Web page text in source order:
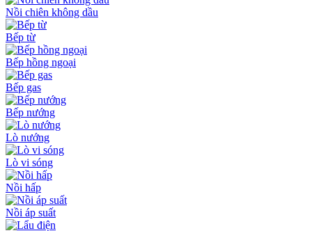
Nồi chiên không dầu
Bếp từ
Bếp hồng ngoại
Bếp gas
Bếp nướng
Lò nướng
Lò vi sóng
Nồi hấp
Nồi áp suất